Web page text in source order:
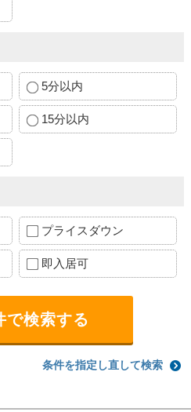
5分以内
15分以内
プライスダウン
即入居可
条件を指定し直して検索